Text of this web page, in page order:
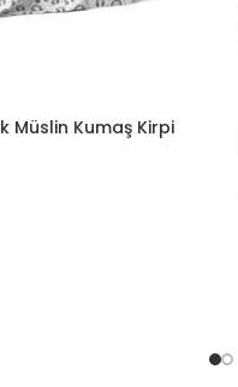
Müslin Kumaş Kirpi